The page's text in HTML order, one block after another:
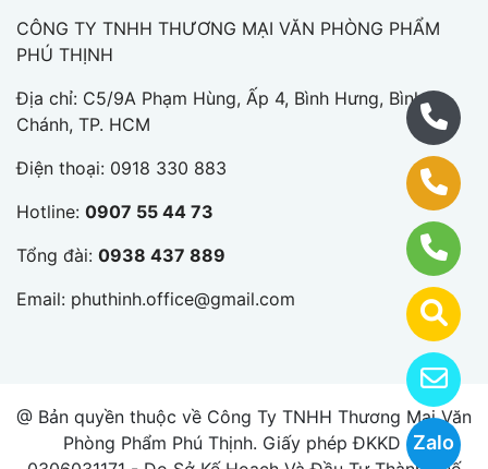
Zalo
CÔNG TY TNHH THƯƠNG MẠI VĂN PHÒNG PHẨM
PHÚ THỊNH
Địa chỉ: C5/9A Phạm Hùng, Ấp 4, Bình Hưng, Bình
Chánh, TP. HCM
Điện thoại: 0918 330 883
Hotline: 0907 55 44 73
Tổng đài: 0938 437 889
Email: phuthinh.office@gmail.com
@ Bản quyền thuộc về Công Ty TNHH Thương Mại Văn
Phòng Phẩm Phú Thịnh. Giấy phép ĐKKD số